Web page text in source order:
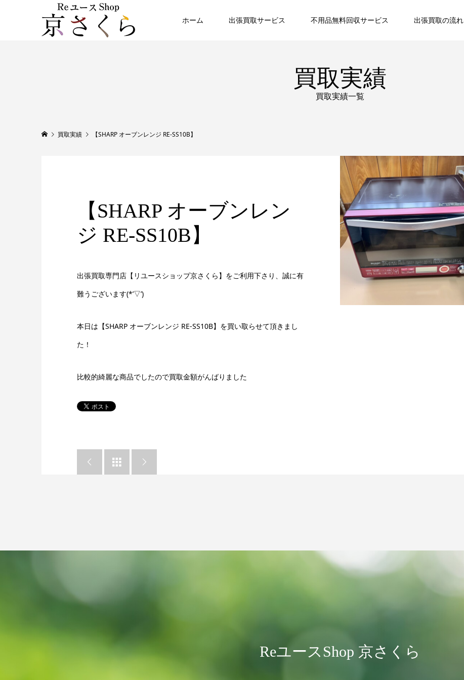
ホーム 出張買取サービス 不用品無料回収サービス 出張買取の流れ
買取実績
買取実績一覧
買取実績 【SHARP オーブンレンジ RE-SS10B】
【SHARP オーブンレン
ジ RE-SS10B】
出張買取専門店【リユースショップ京さくら】をご利用下さり、誠に有
難うございます(*’▽’)
本日は【SHARP オーブンレンジ RE-SS10B】を買い取らせて頂きまし
た！
比較的綺麗な商品でしたので買取金額がんばりました
  
ReユースShop 京さくら